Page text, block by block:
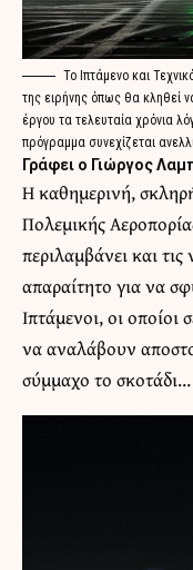
Το Ιπτάμενο και
της ειρήνης όπως θα κληθεί
έργου τα τελευταία χρόνια
πρόγραμμα συνεχίζεται
Γράφει ο Γιώργος
Η καθημερινή,
Πολεμικής
περιλαμβάνει και τις
απαραίτητο για να
Ιπτάμενοι, οι
να αναλάβουν
σύμμαχο το σκοτάδι…